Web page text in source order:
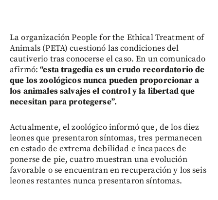
La organización People for the Ethical Treatment of
Animals (PETA) cuestionó las condiciones del
cautiverio tras conocerse el caso. En un comunicado
afirmó:“esta tragedia es un crudo recordatorio de
que los zoológicos nunca pueden proporcionar a
los animales salvajes el control y la libertad que
necesitan para protegerse”.
Actualmente, el zoológico informó que, de los diez
leones que presentaron síntomas, tres permanecen
en estado de extrema debilidad e incapaces de
ponerse de pie, cuatro muestran una evolución
favorable o se encuentran en recuperación y los seis
leones restantes nunca presentaron síntomas.